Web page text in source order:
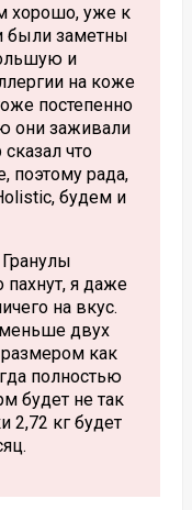
хорошо, уже к
были заметны
и
на коже
постепенно
они заживали
что
поэтому рада,
будем и
пахнут, я даже
на вкус.
двух
как
полностью
будет не так
2,72 кг будет